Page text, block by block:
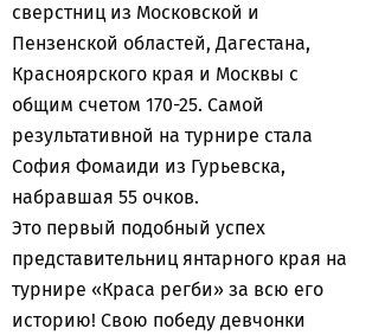
сверстниц из Московской и
Пензенской областей, Дагестана,
Красноярского края и Москвы с
общим счетом 170-25. Самой
результативной на турнире стала
София Фомаиди из Гурьевска,
набравшая 55 очков.
Это первый подобный успех
представительниц янтарного края на
турнире «Краса регби» за всю его
историю! Свою победу девчонки